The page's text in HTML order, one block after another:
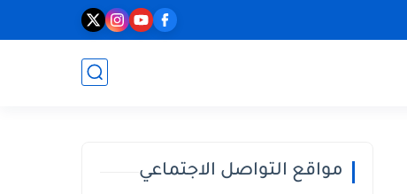
مواقع التواصل الاجتماعي